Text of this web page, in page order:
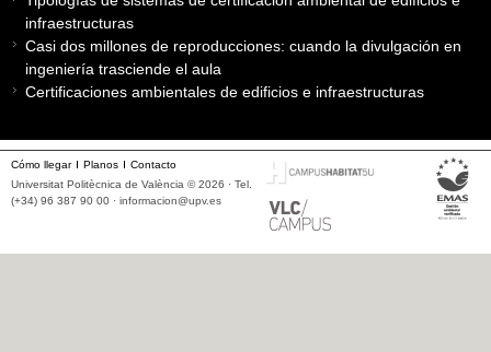
infraestructuras
Casi dos millones de reproducciones: cuando la divulgación en
ingeniería trasciende el aula
Certificaciones ambientales de edificios e infraestructuras
Cómo llegar Planos
Contacto
Universitat Politècnica de València © 2026 · Tel.
(+34) 96 387 90 00 · informacion@upv.es